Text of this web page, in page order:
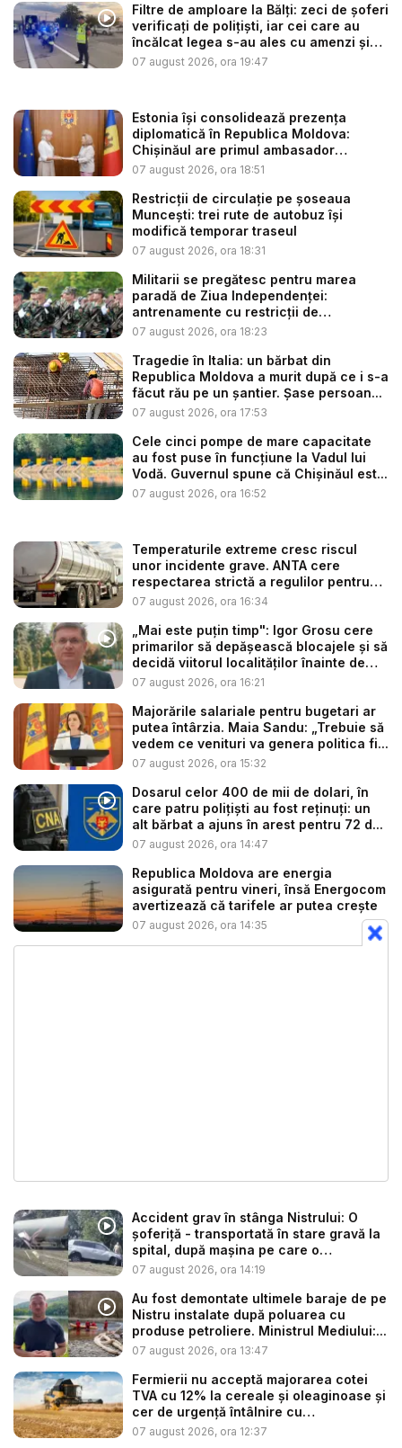
Filtre de amploare la Bălți: zeci de șoferi
verificați de polițiști, iar cei care au
încălcat legea s-au ales cu amenzi și
s...
07 august 2026, ora 19:47
Estonia își consolidează prezența
diplomatică în Republica Moldova:
Chișinăul are primul ambasador
estonia...
07 august 2026, ora 18:51
Restricții de circulație pe șoseaua
Muncești: trei rute de autobuz își
modifică temporar traseul
07 august 2026, ora 18:31
Militarii se pregătesc pentru marea
paradă de Ziua Independenței:
antrenamente cu restricții de
circulație...
07 august 2026, ora 18:23
Tragedie în Italia: un bărbat din
Republica Moldova a murit după ce i s-a
făcut rău pe un șantier. Șase persoan...
07 august 2026, ora 17:53
Cele cinci pompe de mare capacitate
au fost puse în funcțiune la Vadul lui
Vodă. Guvernul spune că Chișinăul est...
07 august 2026, ora 16:52
Temperaturile extreme cresc riscul
unor incidente grave. ANTA cere
respectarea strictă a regulilor pentru
tr...
07 august 2026, ora 16:34
„Mai este puțin timp": Igor Grosu cere
primarilor să depășească blocajele și să
decidă viitorul localităților înainte de
ex...
07 august 2026, ora 16:21
Majorările salariale pentru bugetari ar
putea întârzia. Maia Sandu: „Trebuie să
vedem ce venituri va genera politica fi...
07 august 2026, ora 15:32
Dosarul celor 400 de mii de dolari, în
care patru polițiști au fost reținuți: un
alt bărbat a ajuns în arest pentru 72 d...
07 august 2026, ora 14:47
Republica Moldova are energia
asigurată pentru vineri, însă Energocom
avertizează că tarifele ar putea crește
07 august 2026, ora 14:35
Accident grav în stânga Nistrului: O
șoferiță - transportată în stare gravă la
spital, după mașina pe care o
conduce...
07 august 2026, ora 14:19
Au fost demontate ultimele baraje de pe
Nistru instalate după poluarea cu
produse petroliere. Ministrul Mediului:...
07 august 2026, ora 13:47
Fermierii nu acceptă majorarea cotei
TVA cu 12% la cereale și oleaginoase și
cer de urgență întâlnire cu
autoritățile:...
07 august 2026, ora 12:37